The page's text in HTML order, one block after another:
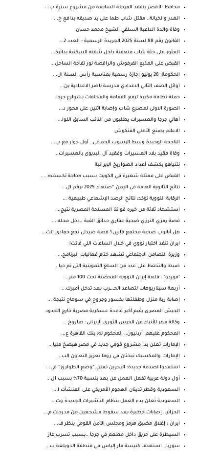
محافظ الأقصر يتفقد المرحلة السابعة من مشروع سترة ب...
الغدر والخيانة.. مقتل شاب طما على يد صديقه بدافع خ...
وفاة والدة الداعية السلفي الشيخ محمد حسان.
القانون رقم 88 لسنة 2025 الجريدة الرسمية - العدد 2...
العثور على جثة شاب متعفنة داخل شقته السكنية بدائرة...
القبض على المذيع الفرفوش والراقصة نور تفاحة الساحل...
الحكومة: 26 يونيو إجازة رسمية بمناسبة رأس السنة ال...
اوائل الصف الثاني الاعدادي مدرسة ناصر الاعدادية بن...
حملة نظافة مكبرة لرفع القمامة والمخلفات بشوارع جرجا.
الصورة الاولى لمـصـرع شاب وإصابة اثنين على محور د...
أهالي جرجا والعسيرات يطلبون من النائب السابق اللوا...
الاعلام يصنع الأهلي الفنكوش
الناجحة الوحيدة وسط الرسوب الجماعي.. أول حوار مع ب...
وفاة فقيد بلاد العسيرات وفقيد آل البديوى بالعسيرات...
نتنياهو يكشف أعداد الصواريخ الإيرانية
القبض على ممثلة شهيرة في الكويت بسبب «حاجة تكسف».....
نتائج الثانوية العامة في اليمن “صنعاء 2025 برقم ال...
الرقابة النووية تؤكد: نتائج الرصد الإشعاعي طبيعية ...
استشهاد ثلاثة من خيره قواتنا المسلحة المصرية نتيج...
قصة رمزي الترزي ضحية عقاري حدائق القبة ..دخل محله ...
هل أبانوب ضحية مجتمع قاسٍ؟ قصة صيدلي نجع حمادي الت...
ايران تنفذ اختبار نووي في خلال الساعات اللي فاتت!
وزيرة التضامن الاجتماعي تشهد ختام فعاليات البرنامج...
ضبط والتحفظ على عدد من السلع التموينية التى تم حيا...
"فوردو".. قلعة إيران النووية المحصّنة تحت 100 متر ...
أربعة سيناريوهات لتصاعد الحــ ـــرب بعد تدخل أميرك...
إصابة ربة منزل وطفلتها بكسور وجروح في سوهاج نتيجة ...
الجيش المصرى يقيم أكبر قاعدة عسكرية مصرية خارج الحدود
وكالة مهر للأنباء عن الحرس الثوري الإيراني: صاروخ ...
المحكوم عليهم: أردنيون.. المحكوم له: بنك القاهرة ع...
الإمارات تعلن بدأ مشروع قومي جديد في مصر هيضخ مليا...
الإمارات والمكسيك تبحثان في روما تعزيز التعاون الب...
استعدوا لصدمة جديدة: البحرين تعلن “وضع الطوارئ” في...
أول دولة عربية تفعل العمل عن بعد بنسبة 70% بسبب ال...
السعودية وقطر تدينان الهجوم الأمريكي على المنشآت ا...
السعودية تعلن بدء العمل بنظام التأشيرات الجديدة وت...
الجزائر.. إصابات خطيرة بعد سقوط مشجعين من مدرجات م...
ايران : إغلاق مضيق هرمز ومجلس الأمن القومي ينظر ف...
السيطرة على حريق داخل مطعم في جرجا ..بسبب تسرب غاز
سوريا.. استهدف كنيسة مار إلياس في منطقة الدويلعة ب...